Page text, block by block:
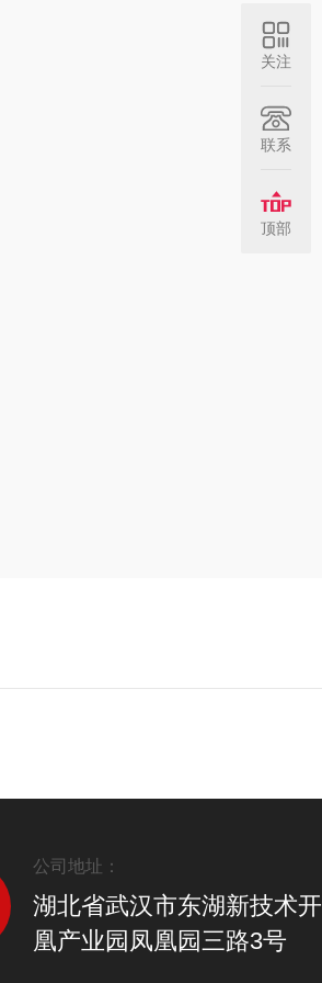
公司地址：
湖北省武汉市东湖新技术
凰产业园凤凰园三路3号
关注
联系
顶部